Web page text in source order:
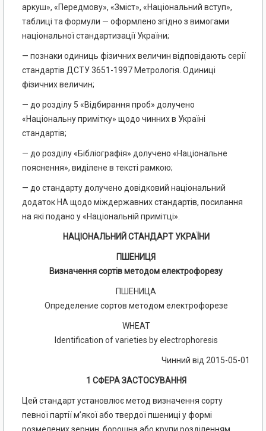
аркуш», «Передмову», «Зміст», «Національний вступ»,
таблиці та формули — оформлено згідно з вимогами
національної стандартизації України;
— познаки одиниць фізичних величин відповідають серії
стандартів ДСТУ 3651-1997 Метрологія. Одиниці
фізичних величин;
— до розділу 5 «Відбирання проб» долучено
«Національну примітку» щодо чинних в Україні
стандартів;
— до розділу «Бібліографія» долучено «Національне
пояснення», виділене в тексті рамкою;
— до стандарту долучено довідковий національний
додаток НА щодо міждержавних стандартів, посилання
на які подано у «Національній примітці».
НАЦІОНАЛЬНИЙ СТАНДАРТ УКРАЇНИ
ПШЕНИЦЯ
Визначення сортів методом електрофорезу
ПШЕНИЦА
Определение сортов методом електрофорезе
WHEAT
Identification of varieties by electrophoresis
Чинний від 2015-05-01
1 СФЕРА ЗАСТОСУВАННЯ
Цей стандарт установлює метод визначення сорту
певної партії м’якої або твердої пшениці у формі